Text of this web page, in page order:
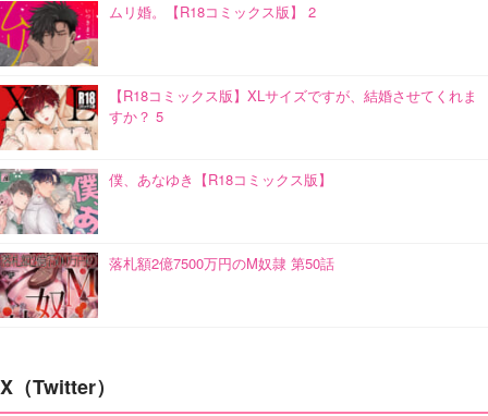
ムリ婚。【R18コミックス版】 2
【R18コミックス版】XLサイズですが、結婚させてくれま
すか？ 5
僕、あなゆき【R18コミックス版】
落札額2億7500万円のM奴隷 第50話
X（Twitter）